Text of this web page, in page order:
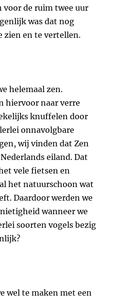
de ruim twee uur
was dat nog
zien en te vertellen.
helemaal zen.
hiervoor naar verre
knuffelen door
onnavolgbare
wij vinden dat Zen
eiland. Dat
vele fietsen en
het natuurschoon wat
Daardoor werden we
wanneer we
soorten vogels bezig
wel te maken met een